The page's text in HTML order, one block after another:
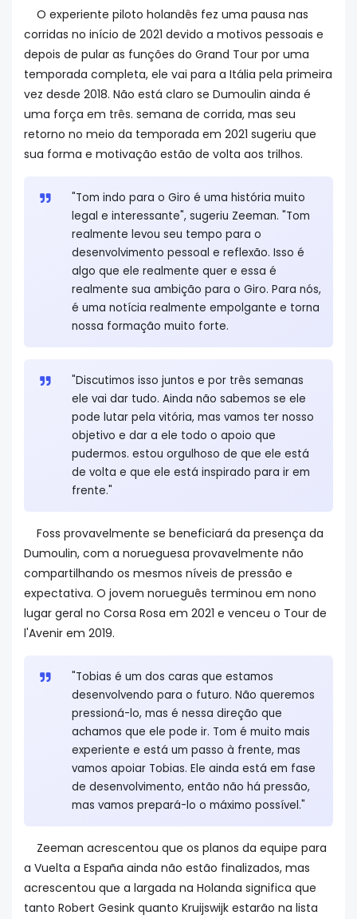
O experiente piloto holandês fez uma pausa nas
corridas no início de 2021 devido a motivos pessoais e
depois de pular as funções do Grand Tour por uma
temporada completa, ele vai para a Itália pela primeira
vez desde 2018. Não está claro se Dumoulin ainda é
uma força em três. semana de corrida, mas seu
retorno no meio da temporada em 2021 sugeriu que
sua forma e motivação estão de volta aos trilhos.
"Tom indo para o Giro é uma história muito
legal e interessante", sugeriu Zeeman. "Tom
realmente levou seu tempo para o
desenvolvimento pessoal e reflexão. Isso é
algo que ele realmente quer e essa é
realmente sua ambição para o Giro. Para nós,
é uma notícia realmente empolgante e torna
nossa formação muito forte.
"Discutimos isso juntos e por três semanas
ele vai dar tudo. Ainda não sabemos se ele
pode lutar pela vitória, mas vamos ter nosso
objetivo e dar a ele todo o apoio que
pudermos. estou orgulhoso de que ele está
de volta e que ele está inspirado para ir em
frente."
Foss provavelmente se beneficiará da presença da
Dumoulin, com a norueguesa provavelmente não
compartilhando os mesmos níveis de pressão e
expectativa. O jovem norueguês terminou em nono
lugar geral no Corsa Rosa em 2021 e venceu o Tour de
l'Avenir em 2019.
"Tobias é um dos caras que estamos
desenvolvendo para o futuro. Não queremos
pressioná-lo, mas é nessa direção que
achamos que ele pode ir. Tom é muito mais
experiente e está um passo à frente, mas
vamos apoiar Tobias. Ele ainda está em fase
de desenvolvimento, então não há pressão,
mas vamos prepará-lo o máximo possível."
Zeeman acrescentou que os planos da equipe para
a Vuelta a España ainda não estão finalizados, mas
acrescentou que a largada na Holanda significa que
tanto Robert Gesink quanto Kruijswijk estarão na lista